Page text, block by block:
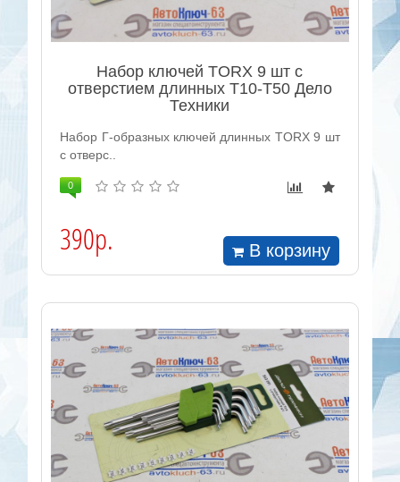
Набор ключей TORX 9 шт с
отверстием длинных Т10-Т50 Дело
Техники
Набор Г-образных ключей длинных TORX 9 шт
с отверс..
0
390р. В корзину